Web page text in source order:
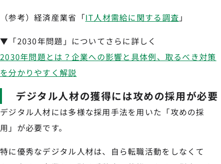
（参考）経済産業省「IT人材需給に関する調査 」
▼「2030年問題」についてさらに詳しく
2030年問題とは？企業への影響と具体例、取るべき対策
を分かりやすく解説
デジタル人材の獲得には攻めの採用が必要
デジタル人材には多様な採用手法を用いた「攻めの採
用」が必要です。
特に優秀なデジタル人材は、自ら転職活動をしなくて